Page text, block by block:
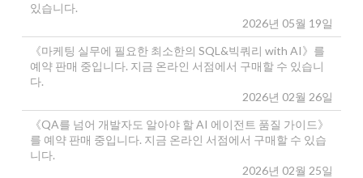
있습니다.
2026년 05월 19일
《마케팅 실무에 필요한 최소한의 SQL&빅쿼리 with AI》를
예약 판매 중입니다. 지금 온라인 서점에서 구매할 수 있습니
다.
2026년 02월 26일
《QA를 넘어 개발자도 알아야 할 AI 에이전트 품질 가이드》
를 예약 판매 중입니다. 지금 온라인 서점에서 구매할 수 있습
니다.
2026년 02월 25일